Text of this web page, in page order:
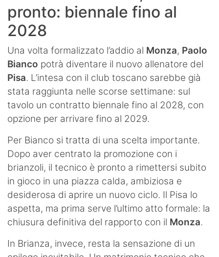
pronto: biennale fino al
2028
Una volta formalizzato l’addio al Monza, Paolo
Bianco potrà diventare il nuovo allenatore del
Pisa. L’intesa con il club toscano sarebbe già
stata raggiunta nelle scorse settimane: sul
tavolo un contratto biennale fino al 2028, con
opzione per arrivare fino al 2029.
Per Bianco si tratta di una scelta importante.
Dopo aver centrato la promozione con i
brianzoli, il tecnico è pronto a rimettersi subito
in gioco in una piazza calda, ambiziosa e
desiderosa di aprire un nuovo ciclo. Il Pisa lo
aspetta, ma prima serve l’ultimo atto formale: la
chiusura definitiva del rapporto con il Monza.
In Brianza, invece, resta la sensazione di un